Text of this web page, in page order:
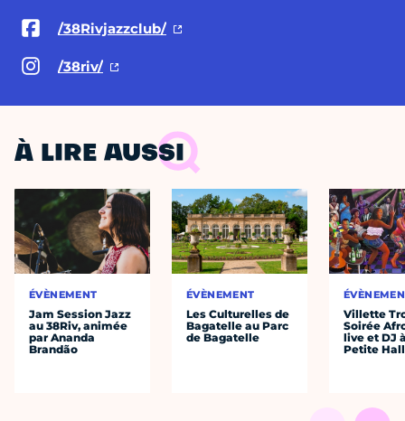
/38Rivjazzclub/
/38riv/
À LIRE AUSSI
ÉVÈNEMENT
Jam Session Jazz
au 38Riv, animée
par Ananda
Brandão
ÉVÈNEMENT
Les Culturelles de
Bagatelle au Parc
de Bagatelle
Villette
Soirée
live et DJ
Petite